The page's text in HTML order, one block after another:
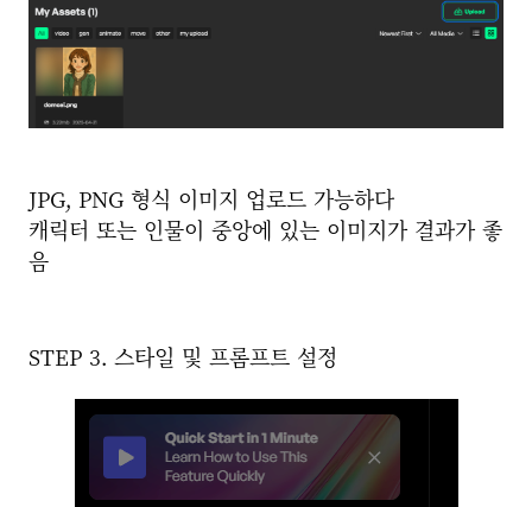
JPG, PNG 형식 이미지 업로드 가능하다
캐릭터 또는 인물이 중앙에 있는 이미지가 결과가 좋
음
STEP 3. 스타일 및 프롬프트 설정